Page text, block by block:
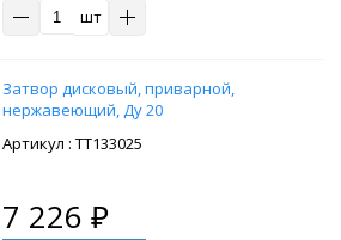
шт
Затвор дисковый, приварной,
нержавеющий, Ду 20
: ТТ133025
7 226 ₽